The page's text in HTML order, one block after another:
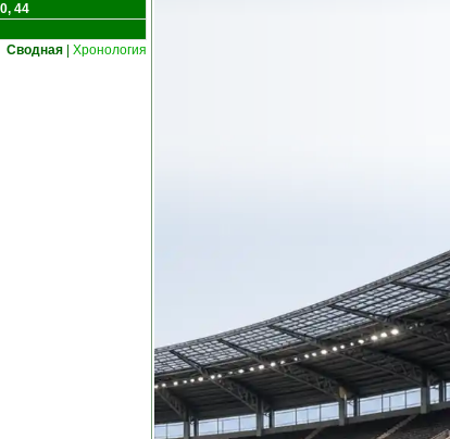
44
Сводная Хронология